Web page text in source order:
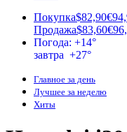
Покупка$82,90
Продажа$83,60
Погода: +14°
завтра +27°
Главное за день
Лучшее за неделю
Хиты